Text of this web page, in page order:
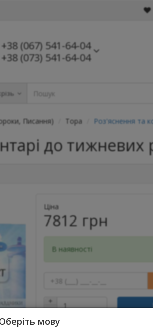
+38 (067) 541-64-04
+38 (073) 541-64-04
мову
Писання) Тора Роз'яснення та
до тижневих
Ціна
7812 грн
В наявності
+
−